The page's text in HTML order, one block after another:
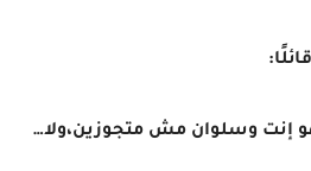
وسلوان مش متجوزين،ولا…